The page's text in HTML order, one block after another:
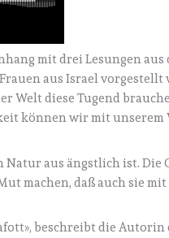
mit drei Lesungen aus
aus Israel
Welt diese Tugend
können wir mit
aus ängstlich ist. Die
machen, daß auch sie mit
beschreibt die Autorin